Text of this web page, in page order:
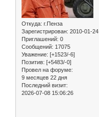
Откуда: г.Пенза
Зарегистрирован: 2010-01-24
Приглашений: 0
Сообщений: 17075
Уважение: [+1523/-6]
Позитив: [+5483/-0]
Провел на форуме:
9 месяцев 22 дня
Последний визит:
2026-07-08 15:06:26